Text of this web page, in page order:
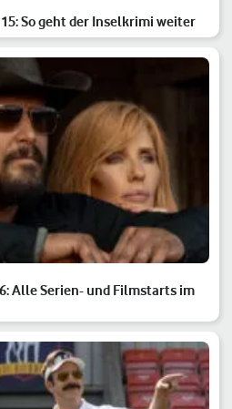
So geht der Inselkrimi weiter
Alle Serien- und Filmstarts im